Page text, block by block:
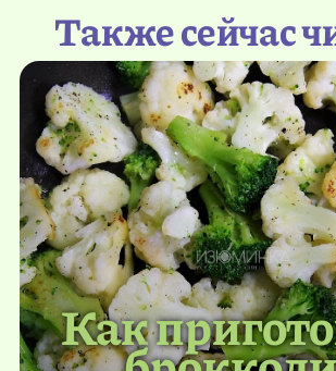
Также сейчас
Как